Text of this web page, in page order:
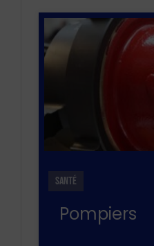
SANTÉ
Pompiers